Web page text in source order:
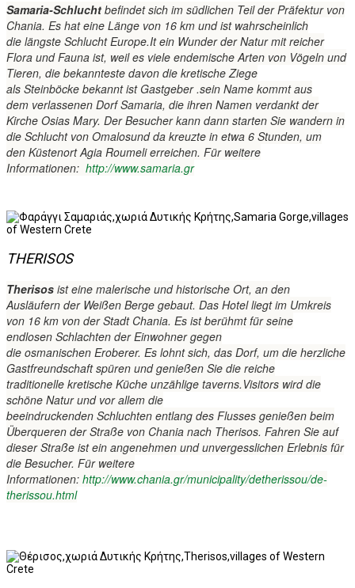
Samaria-Schlucht befindet sich im südlichen Teil der Präfektur von
Chania. Es hat eine Länge von 16 km und ist wahrscheinlich
die längste Schlucht Europe.It ein Wunder der Natur mit reicher
Flora und Fauna ist, weil es viele endemische Arten von Vögeln und
Tieren, die bekannteste davon die kretische Ziege
als Steinböcke bekannt ist Gastgeber .sein Name kommt aus
dem verlassenen Dorf Samaria, die ihren Namen verdankt der
Kirche Osias Mary. Der Besucher kann dann starten Sie wandern in
die Schlucht von Omalosund da kreuzte in etwa 6 Stunden, um
den Küstenort Agia Roumeli erreichen. Für weitere
Informationen: http://www.samaria.gr
THERISOS
Therisos ist eine malerische und historische Ort, an den
Ausläufern der Weißen Berge gebaut. Das Hotel liegt im Umkreis
von 16 km von der Stadt Chania. Es ist berühmt für seine
endlosen Schlachten der Einwohner gegen
die osmanischen Eroberer. Es lohnt sich, das Dorf, um die herzliche
Gastfreundschaft spüren und genießen Sie die reiche
traditionelle kretische Küche unzählige taverns.Visitors wird die
schöne Natur und vor allem die
beeindruckenden Schluchten entlang des Flusses genießen beim
Überqueren der Straße von Chania nach Therisos. Fahren Sie auf
dieser Straße ist ein angenehmen und unvergesslichen Erlebnis für
die Besucher. Für weitere
Informationen: http://www.chania.gr/municipality/detherissou/de-
therissou.html